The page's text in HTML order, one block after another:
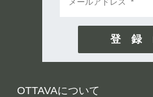
OTTAVAについて
登 録